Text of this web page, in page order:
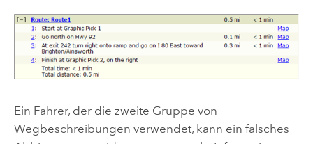
Ein Fahrer, der die zweite Gruppe von
Wegbeschreibungen verwendet, kann ein falsches